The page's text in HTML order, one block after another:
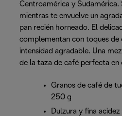
Centroamérica y Sudamérica.
mientras te envuelve un
pan recién horneado. El
complementan con toques de
intensidad agradable. Una
de la taza de café perfecta en
Granos de café de
250 g
Dulzura y fina